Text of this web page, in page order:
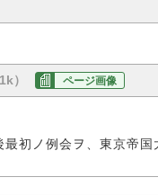
） ページ画像
初ノ例会ヲ、東京帝